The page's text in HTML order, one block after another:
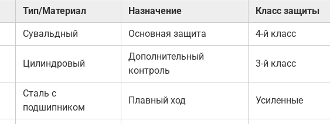
Тип/Материал Назначение Класс защиты
Сувальдный Основная защита 4-й класс
Цилиндровый
Дополнительный
контроль
3-й класс
Сталь с
подшипником
Плавный ход Усиленные